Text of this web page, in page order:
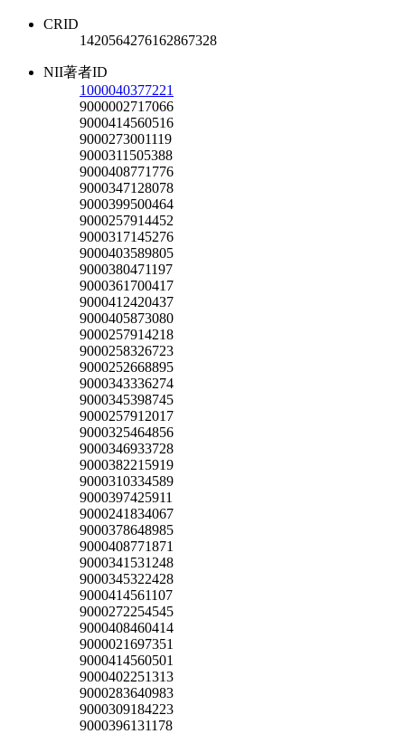
CRID
1420564276162867328
NII著者ID
1000040377221
9000002717066
9000414560516
9000273001119
9000311505388
9000408771776
9000347128078
9000399500464
9000257914452
9000317145276
9000403589805
9000380471197
9000361700417
9000412420437
9000405873080
9000257914218
9000258326723
9000252668895
9000343336274
9000345398745
9000257912017
9000325464856
9000346933728
9000382215919
9000310334589
9000397425911
9000241834067
9000378648985
9000408771871
9000341531248
9000345322428
9000414561107
9000272254545
9000408460414
9000021697351
9000414560501
9000402251313
9000283640983
9000309184223
9000396131178